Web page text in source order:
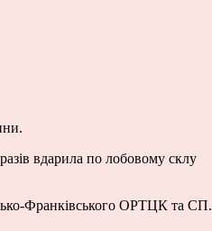
вдарила по лобовому склу
Франківського ОРТЦК та СП.